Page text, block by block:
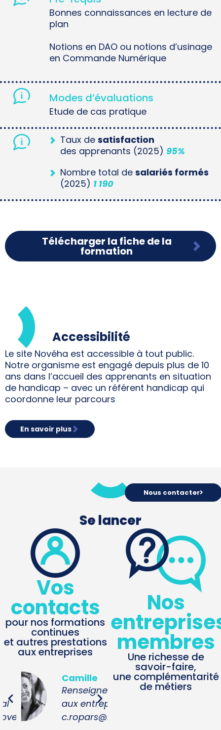
Bonnes connaissances en lecture de
plan
Notions en DAO ou notions d’usinage
en Commande Numérique
Modes d’évaluations
Etude de cas pratique
Taux desatisfaction
des apprenants (2025) 95%
Nombre total desalariés formés
(2025) 1 190
Télécharger la fiche de la
formation
Accessibilité
Le site Novéha est accessible à tout public.
Notre organisme est engagé depuis plus de 10
ans dans l’accueil des apprenants en situation
de handicap – avec un référent handicap qui
coordonne leur parcours
En savoir plus
Se lancer
Vos
contacts
pour nos formations
continues
et autres prestations
aux entreprises
Renseignements
aux entreprises
c.ropars@noveha.fr
Camille
Responsable
Béatrice
Nos
membres
Une richesse de
savoir-faire,
une complémentarité
de métiers
Nous contacter